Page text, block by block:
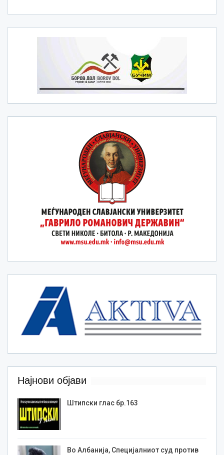
Најнови објави
Штипски глас бр.163
Во Албанија, Специјалниот суд против